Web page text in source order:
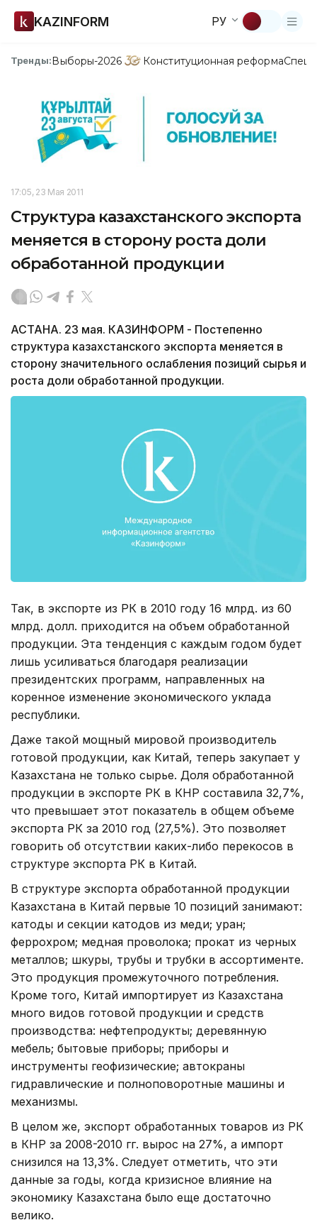
KAZINFORM РУ
Тренды:Выборы-2026 Конституционная реформа
17:05, 23 Мая 2011
Структура казахстанского экспорта
меняется в сторону роста доли
обработанной продукции
АСТАНА. 23 мая. КАЗИНФОРМ - Постепенно
структура казахстанского экспорта меняется в
сторону значительного ослабления позиций сырья и
роста доли обработанной продукции.
Так, в экспорте из РК в 2010 году 16 млрд. из 60
млрд. долл. приходится на объем обработанной
продукции. Эта тенденция с каждым годом будет
лишь усиливаться благодаря реализации
президентских программ, направленных на
коренное изменение экономического уклада
республики.
Даже такой мощный мировой производитель
готовой продукции, как Китай, теперь закупает у
Казахстана не только сырье. Доля обработанной
продукции в экспорте РК в КНР составила 32,7%,
что превышает этот показатель в общем объеме
экспорта РК за 2010 год (27,5%). Это позволяет
говорить об отсутствии каких-либо перекосов в
структуре экспорта РК в Китай.
В структуре экспорта обработанной продукции
Казахстана в Китай первые 10 позиций занимают:
катоды и секции катодов из меди; уран;
феррохром; медная проволока; прокат из черных
металлов; шкуры, трубы и трубки в ассортименте.
Это продукция промежуточного потребления.
Кроме того, Китай импортирует из Казахстана
много видов готовой продукции и средств
производства: нефтепродукты; деревянную
мебель; бытовые приборы; приборы и
инструменты геофизические; автокраны
гидравлические и полноповоротные машины и
механизмы.
В целом же, экспорт обработанных товаров из РК
в КНР за 2008-2010 гг. вырос на 27%, а импорт
снизился на 13,3%. Следует отметить, что эти
данные за годы, когда кризисное влияние на
экономику Казахстана было еще достаточно
велико.